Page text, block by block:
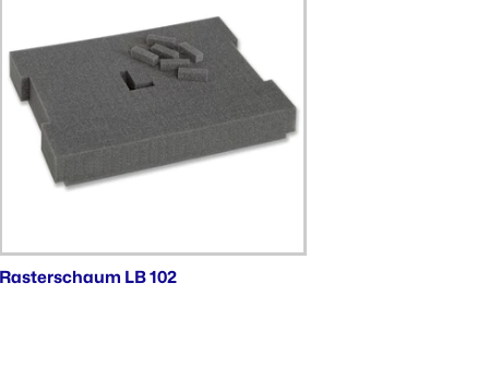
Rasterschaum LB 102